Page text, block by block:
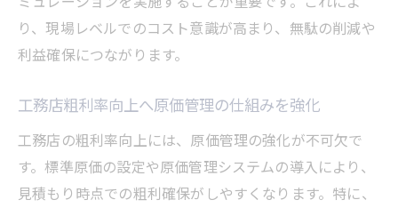
工務店粗利アップに欠かせない顧客フォロ
ー術
ト
工務店の原価率見直しで粗利を強化する
工務店粗利強化に原価率見直しが欠かせな
い理由
り、現場レベルでのコスト意識が高まり、無駄の削減や
利益確保につながります。
工務店粗利率向上へ原価管理の仕組みを強化
工務店の粗利率向上には、原価管理の強化が不可欠で
す。標準原価の設定や原価管理システムの導入により、
見積もり時点での粗利確保がしやすくなります。特に、